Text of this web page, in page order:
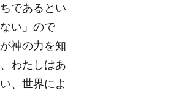
であるとい
い」ので
神の力を知
わたしはあ
、世界によ